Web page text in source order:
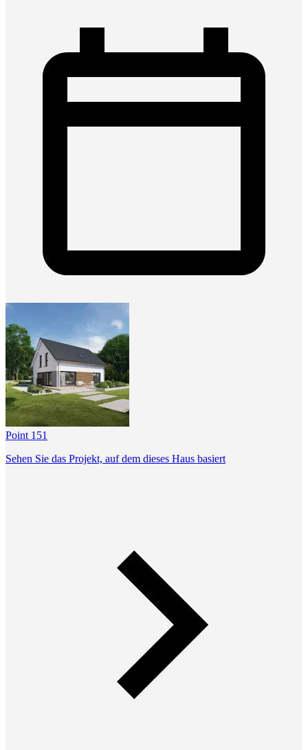
Point 151
Sehen Sie das Projekt, auf dem dieses Haus basiert